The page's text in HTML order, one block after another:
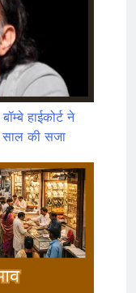
हाईकोर्ट ने
साल की सजा